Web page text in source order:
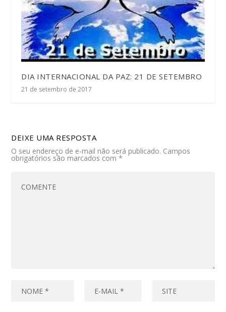
DIA INTERNACIONAL DA PAZ: 21 DE SETEMBRO
21 de setembro de 2017
DEIXE UMA RESPOSTA
O seu endereço de e-mail não será publicado. Campos
obrigatórios são marcados com*